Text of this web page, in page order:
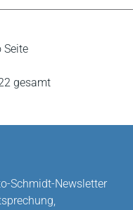
Seite
gesamt
Schmidt-Newsletter